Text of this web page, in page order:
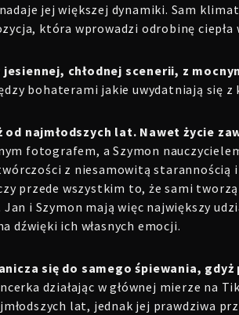
jej większej dynamiki. Sam
która wprowadzi odrobinę ciepła
chłodnej scenerii, z
bohaterami jakie uwydatniają się z
od najmłodszych lat. Nawet życie
fotografem, a Szymon
z niesamowitą starannością
przede wszystkim to, że sami
i Szymon mają więc największy
dźwięki ich własnych emocji.
się do samego śpiewania,
działając w głównej mierze na
lat, jednak jej prawdziwa